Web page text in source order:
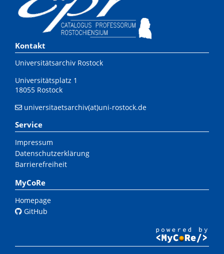
Kontakt
Universitätsarchiv Rostock
Universitätsplatz 1
18055 Rostock
universitaetsarchiv(at)uni-rostock.de
Service
Impressum
Datenschutzerklärung
Barrierefreiheit
MyCoRe
Homepage
GitHub